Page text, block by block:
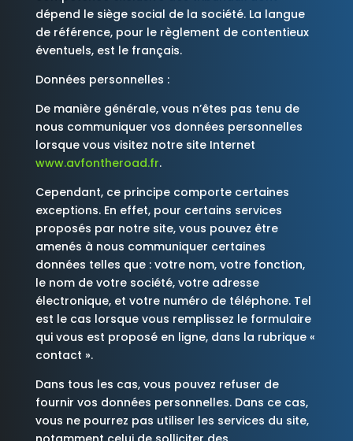
dépend le siège social de la société. La langue
de référence, pour le règlement de contentieux
éventuels, est le français.
Données personnelles :
De manière générale, vous n’êtes pas tenu de
nous communiquer vos données personnelles
lorsque vous visitez notre site Internet
www.avfontheroad.fr.
Cependant, ce principe comporte certaines
exceptions. En effet, pour certains services
proposés par notre site, vous pouvez être
amenés à nous communiquer certaines
données telles que : votre nom, votre fonction,
le nom de votre société, votre adresse
électronique, et votre numéro de téléphone. Tel
est le cas lorsque vous remplissez le formulaire
qui vous est proposé en ligne, dans la rubrique «
contact ».
Dans tous les cas, vous pouvez refuser de
fournir vos données personnelles. Dans ce cas,
vous ne pourrez pas utiliser les services du site,